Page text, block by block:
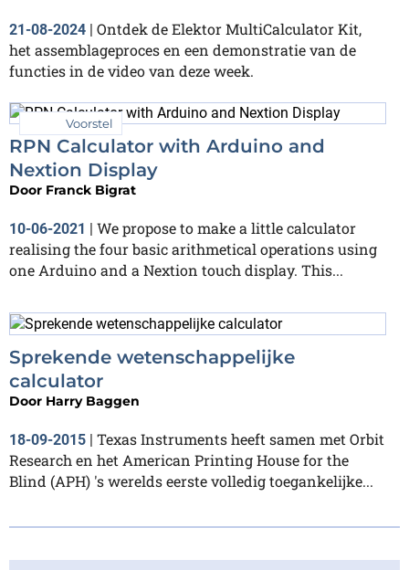
21-08-2024 | Ontdek de Elektor MultiCalculator Kit,
het assemblageproces en een demonstratie van de
functies in de video van deze week.
Voorstel
RPN Calculator with Arduino and
Nextion Display
Door Franck Bigrat
10-06-2021
We propose to make a little calculator
realising the four basic arithmetical operations using
one Arduino and a Nextion touch display. This...
Sprekende wetenschappelijke
calculator
Door Harry Baggen
18-09-2015 | Texas Instruments heeft samen met Orbit
Research en het American Printing House for the
Blind (APH) 's werelds eerste volledig toegankelijke...